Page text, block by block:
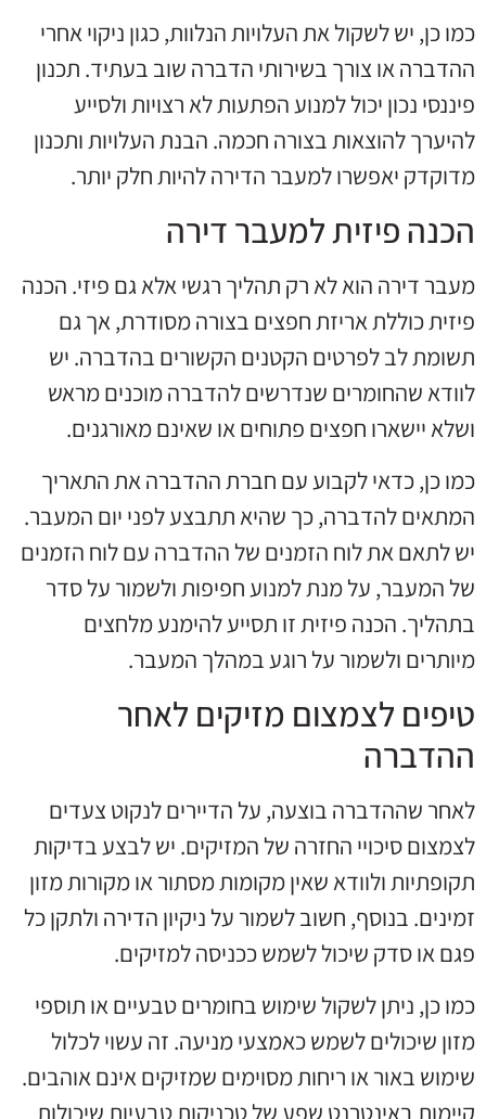
כמו כן, יש לשקול את העלויות הנלוות, כגון ניקוי אחרי
ההדברה או צורך בשירותי הדברה שוב בעתיד. תכנון
פיננסי נכון יכול למנוע הפתעות לא רצויות ולסייע
להיערך להוצאות בצורה חכמה. הבנת העלויות ותכנון
מדוקדק יאפשרו למעבר הדירה להיות חלק יותר.
הכנה פיזית למעבר דירה
מעבר דירה הוא לא רק תהליך רגשי אלא גם פיזי. הכנה
פיזית כוללת אריזת חפצים בצורה מסודרת, אך גם
תשומת לב לפרטים הקטנים הקשורים בהדברה. יש
לוודא שהחומרים שנדרשים להדברה מוכנים מראש
ושלא יישארו חפצים פתוחים או שאינם מאורגנים.
כמו כן, כדאי לקבוע עם חברת ההדברה את התאריך
המתאים להדברה, כך שהיא תתבצע לפני יום המעבר.
יש לתאם את לוח הזמנים של ההדברה עם לוח הזמנים
של המעבר, על מנת למנוע חפיפות ולשמור על סדר
בתהליך. הכנה פיזית זו תסייע להימנע מלחצים
מיותרים ולשמור על רוגע במהלך המעבר.
טיפים לצמצום מזיקים לאחר
ההדברה
לאחר שההדברה בוצעה, על הדיירים לנקוט צעדים
לצמצום סיכויי החזרה של המזיקים. יש לבצע בדיקות
תקופתיות ולוודא שאין מקומות מסתור או מקורות מזון
זמינים. בנוסף, חשוב לשמור על ניקיון הדירה ולתקן כל
פגם או סדק שיכול לשמש ככניסה למזיקים.
כמו כן, ניתן לשקול שימוש בחומרים טבעיים או תוספי
מזון שיכולים לשמש כאמצעי מניעה. זה עשוי לכלול
שימוש באור או ריחות מסוימים שמזיקים אינם אוהבים.
קיימות באינטרנט שפע של טכניקות טבעיות שיכולות